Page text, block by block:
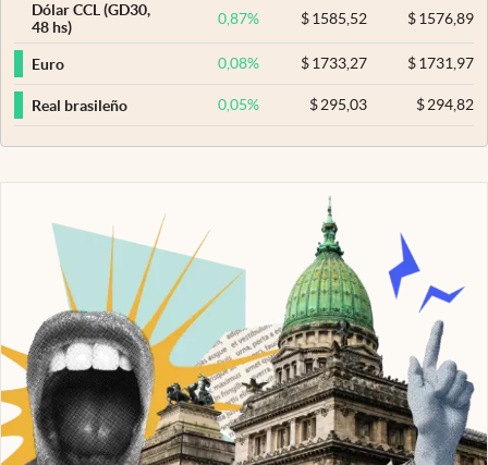
Dólar CCL (GD30,
48 hs)
0,87% $ 1585,52 $1576,89
Euro 0,08% $ 1733,27 $1731,97
Real brasileño 0,05% $295,03 $294,82